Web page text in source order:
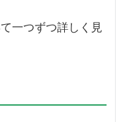
一つずつ詳しく見